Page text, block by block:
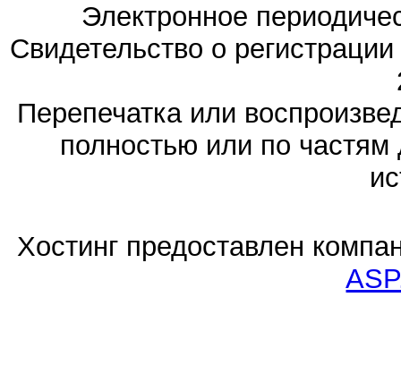
Электронное
Свидетельство о
Перепечатка или
полностью или по частям
Хостинг предоставлен